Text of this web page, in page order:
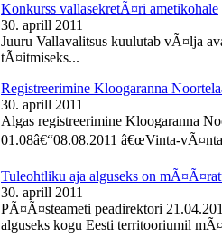
Konkurss vallasekretÃ¤ri ametikohale
30. aprill 2011
Juuru Vallavalitsus kuulutab vÃ¤lja
tÃ¤itmiseks...
Registreerimine Kloogaranna
30. aprill 2011
Algas registreerimine Kloogaranna
01.08â€“08.08.2011 â€œVinta-
Tuleohtliku aja alguseks on
30. aprill 2011
PÃ¤Ã¤steameti peadirektori
alguseks kogu Eesti territooriumil